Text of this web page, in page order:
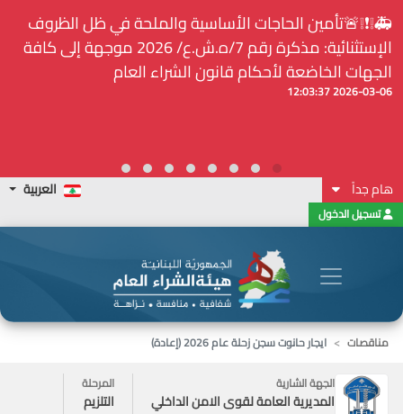
⚠️... ويكون النشر إلزامياً على المنصة الإلكترونيّة المركزيّة
لدى هيئة الشراء العام... الخ. (المادة 109 : الشفافية)
2026-02-24 13:48:11
هام جداً العربية
تسجيل الدخول
مناقصات
ايجار حانوت سجن زحلة عام 2026 (إعادة)
الجهة الشارية
المديرية العامة لقوى الامن الداخلي
المرحلة
التلزيم